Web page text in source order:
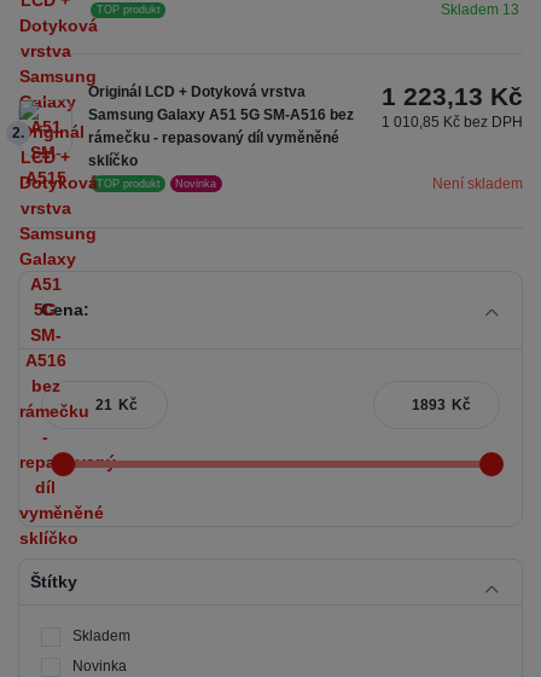
Skladem 13
TOP produkt
2.
Originál LCD + Dotyková vrstva
Samsung Galaxy A51 5G SM-A516 bez
rámečku - repasovaný díl vyměněné
sklíčko
Není skladem
TOP produkt Novinka
1 223,13 Kč
1 010,85 Kč bez DPH
Cena:
Kč Kč
Štítky
Skladem
Novinka